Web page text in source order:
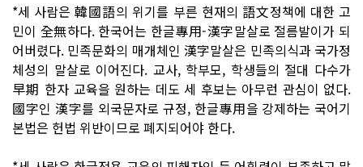
*세 사람은 韓國語의 위기를 부른 현재의 語文정책에 대한 고
민이 全無하다. 한국어는 한글專用-漢字말살로 절름발이가 되
어버렸다. 민족문화의 매개체인 漢字말살은 민족의식과 국가정
체성의 말살로 이어진다. 교사, 학부모, 학생들의 절대 다수가
早期 한자 교육을 원하는 데도 세 후보는 아무런 관심이 없다.
國字인 漢字를 외국문자로 규정, 한글專用을 강제하는 국어기
본법은 헌법 위반이므로 폐지되어야 한다.